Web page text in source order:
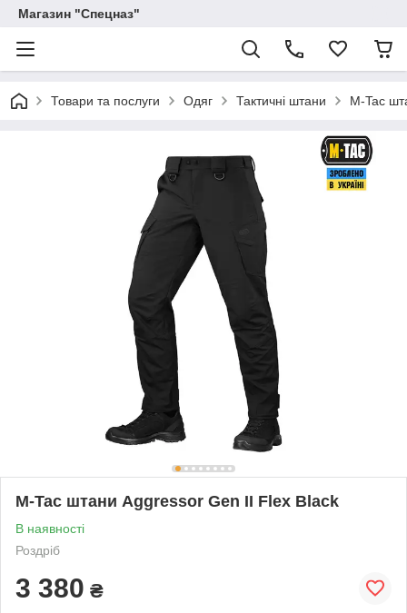
Магазин "Спецназ"
Товари та послуги Одяг Тактичні штани M-Tac
M-Tac штани Aggressor Gen II Flex Black
В наявності
Роздріб
3 380 ₴